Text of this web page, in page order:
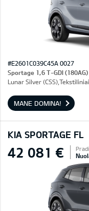
#E2601C039C45A 0027
Sportage 1,6 T-GDI (180AG)
Lunar Silver
MANE DOMINA!
KIA SPORTAGE FL
42 081 €